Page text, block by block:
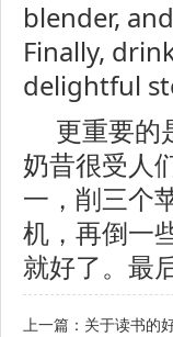
blender,
Finally,
delightful
更重要的
奶昔很受人
一，削三个
机，再倒一
就好了。最
上一篇： 关于读书的